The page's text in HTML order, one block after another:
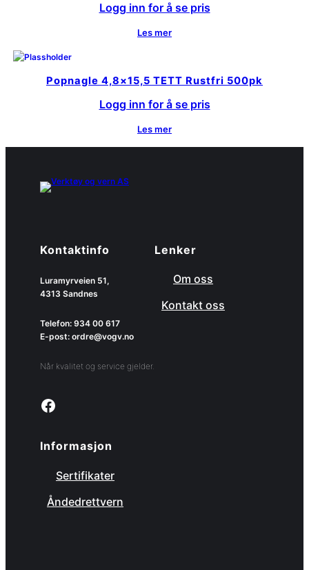
Logg inn for å se pris
Les mer
Popnagle 4,8×15,5 TETT Rustfri 500pk
Logg inn for å se pris
Les mer
Kontaktinfo
Luramyrveien 51,
4313 Sandnes
Telefon: 934 00 617
E-post: ordre@vogv.no
Når kvalitet og service gjelder.
Link to facebook page
Lenker
Om oss
Kontakt oss
Informasjon
Sertifikater
Åndedrettvern